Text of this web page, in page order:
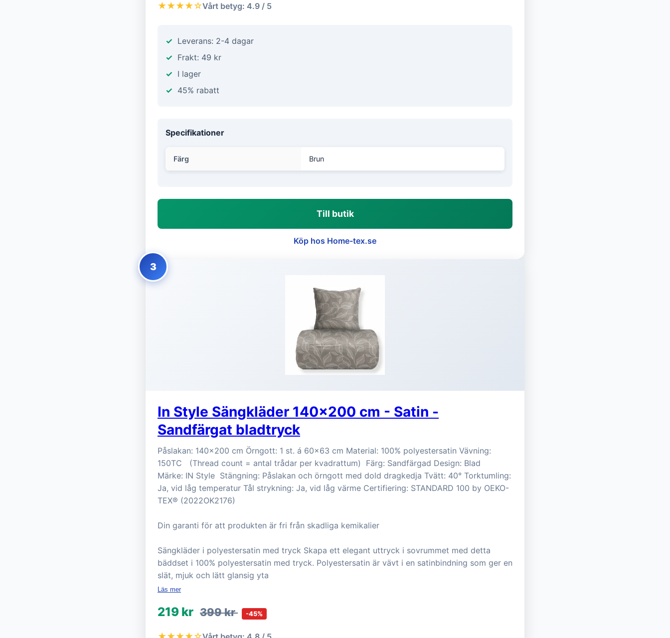
★★★★☆Vårt betyg: 4.9 / 5
Leverans: 2-4 dagar
Frakt: 49 kr
I lager
45% rabatt
Specifikationer
Färg Brun
Till butik
Köp hos Home-tex.se
3
In Style Sängkläder 140x200 cm - Satin -
Sandfärgat bladtryck
Påslakan: 140x200 cm Örngott: 1 st. á 60x63 cm Material: 100% polyestersatin Vävning:
150TC (Thread count = antal trådar per kvadrattum) Färg: Sandfärgad Design: Blad
Märke: IN Style Stängning: Påslakan och örngott med dold dragkedja Tvätt: 40° Torktumling:
Ja, vid låg temperatur Tål strykning: Ja, vid låg värme Certifiering: STANDARD 100 by OEKO-
TEX® (2022OK2176)
Din garanti för att produkten är fri från skadliga kemikalier
Sängkläder i polyestersatin med tryck Skapa ett elegant uttryck i sovrummet med detta
bäddset i 100% polyestersatin med tryck. Polyestersatin är vävt i en satinbindning som ger en
slät, mjuk och lätt glansig yta
Läs mer
219 kr 399 kr -45%